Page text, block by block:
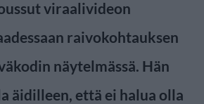
viraalivideon
raivokohtauksen
näytelmässä. Hän
äidilleen, että ei halua olla